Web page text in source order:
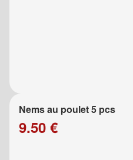
Nems au poulet 5 pcs
9.50 €